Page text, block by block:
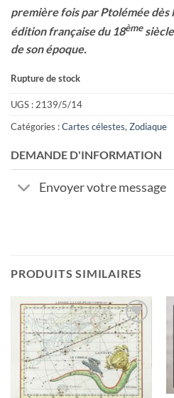
première fois par Ptolémée dès
édition française du 18ème
de son époque.
Rupture de stock
UGS : 2139/5/14
Catégories :Cartes célestes, Zodiaque
DEMANDE D'INFORMATION
Envoyer votre message
PRODUITS SIMILAIRES
Ajouter
à la
wishlist